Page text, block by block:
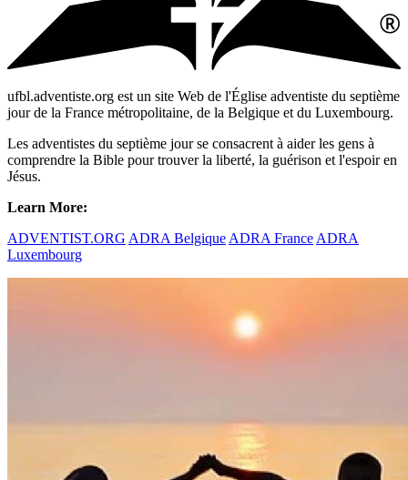
ufbl.adventiste.org est un site Web de l'Église adventiste du septième
jour de la France métropolitaine, de la Belgique et du Luxembourg.
Les adventistes du septième jour se consacrent à aider les gens à
comprendre la Bible pour trouver la liberté, la guérison et l'espoir en
Jésus.
Learn More:
ADVENTIST.ORG ADRA Belgique ADRA France ADRA
Luxembourg